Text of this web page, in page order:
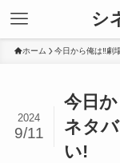
シ
ホーム 今日から俺は‼劇
今日
ネタ
い!
2024
9/11